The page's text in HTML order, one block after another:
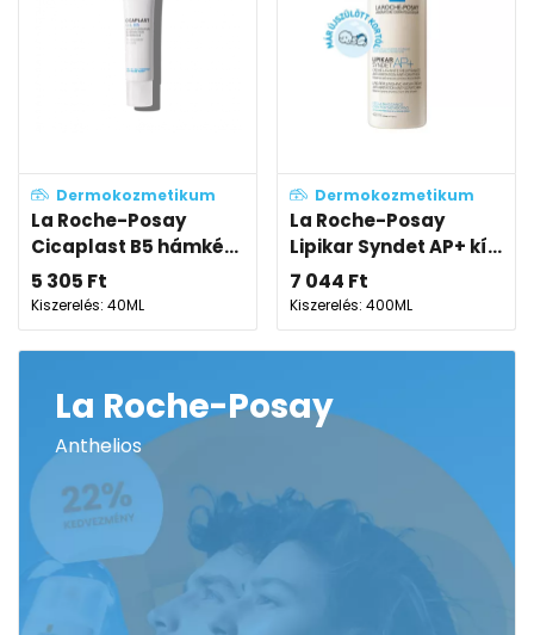
Dermokozmetikum
La Roche-Posay
Cicaplast B5 hámké...
5 305 Ft
Kiszerelés: 40ML
Dermokozmetikum
La Roche-Posay
Lipikar Syndet AP+ kí...
7 044 Ft
Kiszerelés: 400ML
La Roche-Posay
Anthelios